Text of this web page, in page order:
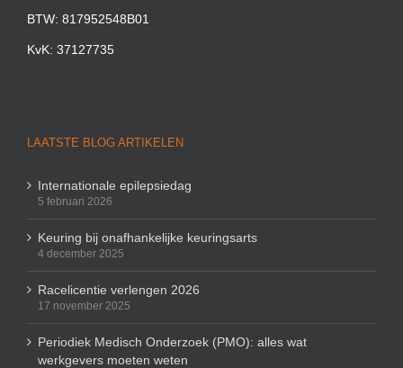
BTW: 817952548B01
KvK: 37127735
LAATSTE BLOG ARTIKELEN
Internationale epilepsiedag
5 februari 2026
Keuring bij onafhankelijke keuringsarts
4 december 2025
Racelicentie verlengen 2026
17 november 2025
Periodiek Medisch Onderzoek (PMO): alles wat
werkgevers moeten weten